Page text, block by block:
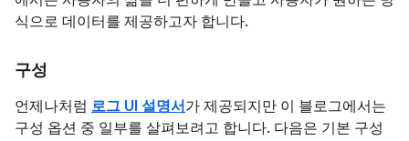
식으로 데이터를 제공하고자 합니다.
구성
언제나처럼 로그 UI 설명서가 제공되지만 이 블로그에서는
구성 옵션 중 일부를 살펴보려고 합니다. 다음은 기본 구성